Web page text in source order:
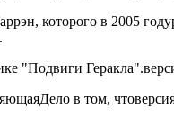
которого в 2005 году
"Подвиги Геракла".
Дело в том, что